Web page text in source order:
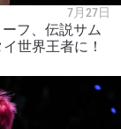
7月27日
ーフ、伝説サム
世界王者に！